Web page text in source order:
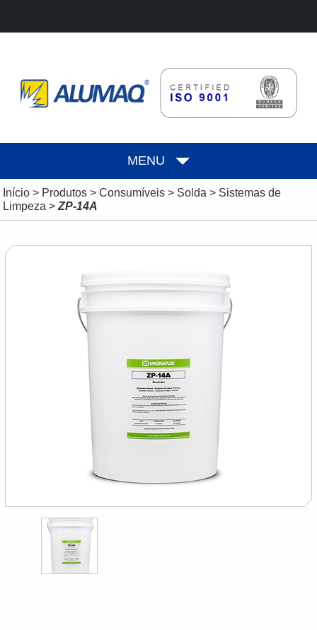
MENU
Início> Produtos> Consumíveis> Solda > Sistemas de
Limpeza > ZP-14A